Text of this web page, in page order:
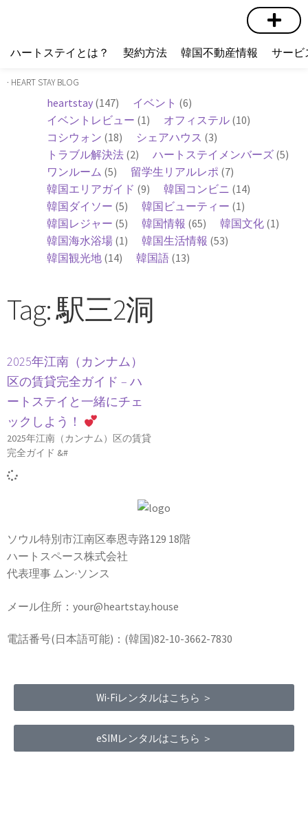
ハートステイとは？ 契約方法 韓国不動産情報 サービ
· HEART STAY BLOG
heartstay (147) イベント (6)
イベントレビュー (1) オフィステル (10)
コシウォン (18) シェアハウス (3)
トラブル解決法 (2) ハートステイメンバーズ (5)
ワンルーム (5) 留学生リアルレポ (7)
韓国エリアガイド (9) 韓国コンビニ (14)
韓国ダイソー (5) 韓国ビューティー (1)
韓国レジャー (5) 韓国情報 (65) 韓国文化 (1)
韓国海水浴場 (1) 韓国生活情報 (53)
韓国観光地 (14) 韓国語 (13)
Tag: 駅三2洞
2025年江南（カンナム）
区の賃貸完全ガイド – ハ
ートステイと一緒にチェ
ックしよう！
2025年江南（カンナム）区の賃貸
完全ガイド &#
ソウル特別市江南区奉恩寺路129 18階
ハートスペース株式会社
代表理事 ムン·ソンス
メール住所：your@heartstay.house
電話番号(日本語可能)：(韓国)82-10-3662-7830
Wi-Fiレンタルはこちら ＞
eSIMレンタルはこちら ＞